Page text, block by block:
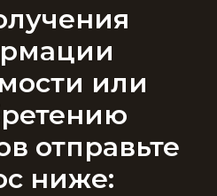
или
отправьте
ниже: